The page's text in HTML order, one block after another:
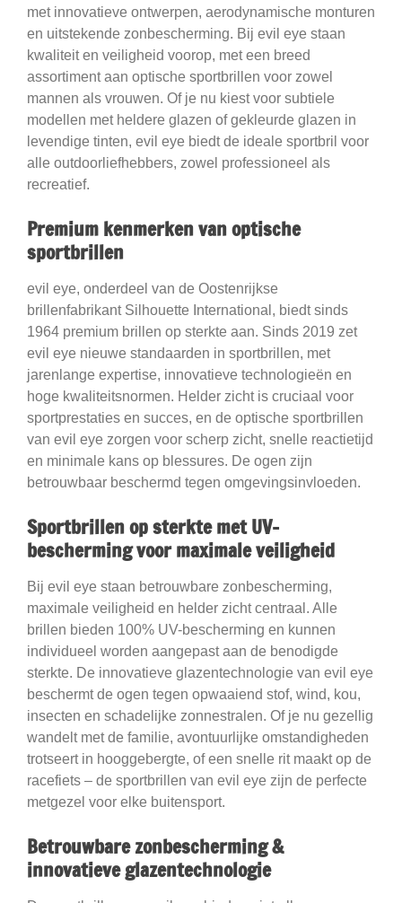
met innovatieve ontwerpen, aerodynamische monturen
en uitstekende zonbescherming. Bij evil eye staan
kwaliteit en veiligheid voorop, met een breed
assortiment aan optische sportbrillen voor zowel
mannen als vrouwen. Of je nu kiest voor subtiele
modellen met heldere glazen of gekleurde glazen in
levendige tinten, evil eye biedt de ideale sportbril voor
alle outdoorliefhebbers, zowel professioneel als
recreatief.
Premium kenmerken van optische
sportbrillen
evil eye, onderdeel van de Oostenrijkse
brillenfabrikant Silhouette International, biedt sinds
1964 premium brillen op sterkte aan. Sinds 2019 zet
evil eye nieuwe standaarden in sportbrillen, met
jarenlange expertise, innovatieve technologieën en
hoge kwaliteitsnormen. Helder zicht is cruciaal voor
sportprestaties en succes, en de optische sportbrillen
van evil eye zorgen voor scherp zicht, snelle reactietijd
en minimale kans op blessures. De ogen zijn
betrouwbaar beschermd tegen omgevingsinvloeden.
Sportbrillen op sterkte met UV-
bescherming voor maximale veiligheid
Bij evil eye staan betrouwbare zonbescherming,
maximale veiligheid en helder zicht centraal. Alle
brillen bieden 100% UV-bescherming en kunnen
individueel worden aangepast aan de benodigde
sterkte. De innovatieve glazentechnologie van evil eye
beschermt de ogen tegen opwaaiend stof, wind, kou,
insecten en schadelijke zonnestralen. Of je nu gezellig
wandelt met de familie, avontuurlijke omstandigheden
trotseert in hooggebergte, of een snelle rit maakt op de
racefiets – de sportbrillen van evil eye zijn de perfecte
metgezel voor elke buitensport.
Betrouwbare zonbescherming &
innovatieve glazentechnologie